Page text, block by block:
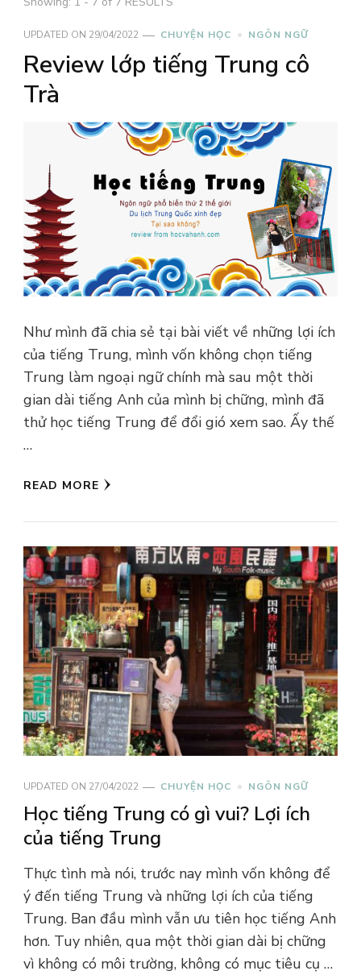
UPDATED ON 29/04/2022 CHUYỆN HỌC NGÔN NGỮ
Review lớp tiếng Trung cô
Trà
Như mình đã chia sẻ tại bài viết về những lợi ích
của tiếng Trung, mình vốn không chọn tiếng
Trung làm ngoại ngữ chính mà sau một thời
gian dài tiếng Anh của mình bị chững, mình đã
thử học tiếng Trung để đổi gió xem sao. Ấy thế
…
READ MORE
UPDATED ON 27/04/2022 CHUYỆN HỌC NGÔN NGỮ
Học tiếng Trung có gì vui? Lợi ích
của tiếng Trung
Thực tình mà nói, trước nay mình vốn không để
ý đến tiếng Trung và những lợi ích của tiếng
Trung. Ban đầu mình vẫn ưu tiên học tiếng Anh
hơn. Tuy nhiên, qua một thời gian dài bị chững
vì không có môi trường, không có mục tiêu cụ …